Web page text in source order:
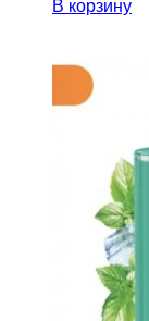
В корзину